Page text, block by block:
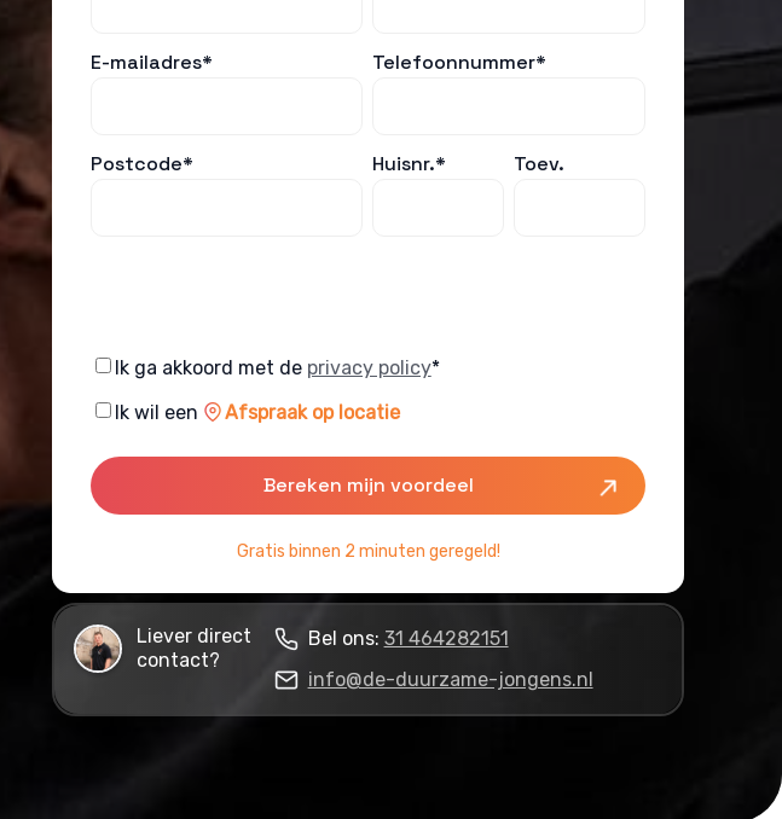
E-mailadres* Telefoonnummer*
Postcode* Huisnr.* Toev.
Consent
Ik ga akkoord met de privacy policy*
Consent
Ik wil een Afspraak op locatie
Gratis binnen 2 minuten geregeld!
Liever direct
contact?
Bel ons: 31 464282151
info@de-duurzame-jongens.nl